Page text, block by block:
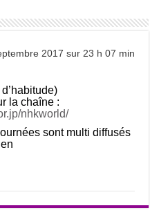
2017 sur 23 h 07 min
la chaîne :
nhkworld/
sont multi diffusés